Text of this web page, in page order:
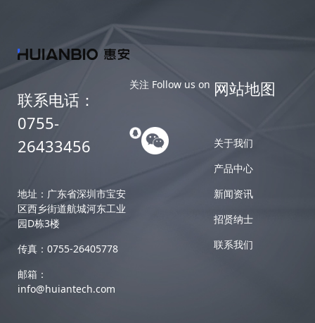
联系电话：
0755-
26433456
地址：广东省深圳市宝安
区西乡街道航城河东工业
园D栋3楼
传真：0755-26405778
邮箱：
info@huiantech.com
关注 Follow us on 网站地图
关于我们
产品中心
新闻资讯
招贤纳士
联系我们